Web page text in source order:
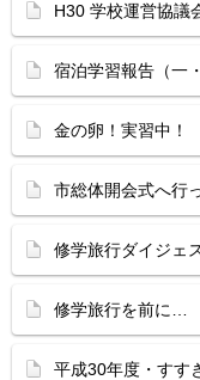
H30 学校運営協
宿泊学習報告（一
金の卵！実習中
市総体開会式へ
修学旅行ダイジェ
修学旅行を前に…
平成30年度・すす